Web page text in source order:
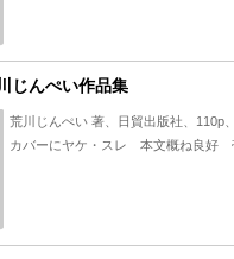
じんぺい作品集
荒川じんぺい 著、日貿出版社、110p
カバーにヤケ・スレ 本文概ね良好